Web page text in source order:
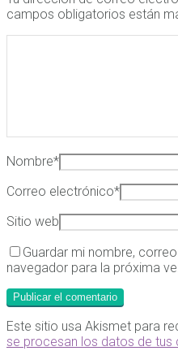
campos obligatorios están
Nombre*
Correo electrónico*
Sitio web
Guardar mi nombre,
navegador para la próxima
Este sitio usa Akismet para
se procesan los datos de tus